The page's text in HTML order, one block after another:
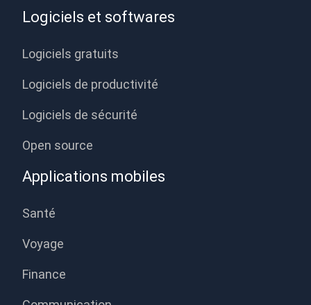
Logiciels et softwares
Logiciels gratuits
Logiciels de productivité
Logiciels de sécurité
Open source
Applications mobiles
Santé
Voyage
Finance